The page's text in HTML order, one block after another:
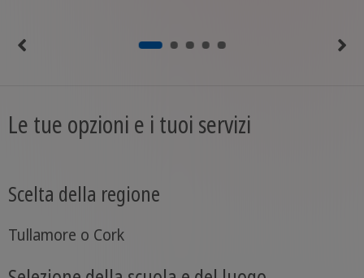
Le tue opzioni e i tuoi servizi
Scelta della regione
Tullamore o Cork